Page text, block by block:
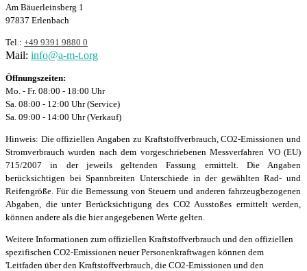
Am Bäuerleinsberg 1
97837 Erlenbach
Tel.: +49 9391 9880 0
Mail: info@a-m-t.org
Öffnungszeiten:
Mo. - Fr. 08:00 - 18:00 Uhr
Sa. 08:00 - 12:00 Uhr (Service)
Sa. 09:00 - 14:00 Uhr (Verkauf)
Hinweis: Die offiziellen Angaben zu Kraftstoffverbrauch, CO2-Emissionen und
Stromverbrauch wurden nach dem vorgeschriebenen Messverfahren VO (EU)
715/2007 in der jeweils geltenden Fassung ermittelt. Die Angaben
berücksichtigen bei Spannbreiten Unterschiede in der gewählten Rad- und
Reifengröße. Für die Bemessung von Steuern und anderen fahrzeugbezogenen
Abgaben, die unter Berücksichtigung des CO2 Ausstoßes ermittelt werden,
können andere als die hier angegebenen Werte gelten.
Weitere Informationen zum offiziellen Kraftstoffverbrauch und den offiziellen
spezifischen CO2-Emissionen neuer Personenkraftwagen können dem
'Leitfaden über den Kraftstoffverbrauch, die CO2-Emissionen und den